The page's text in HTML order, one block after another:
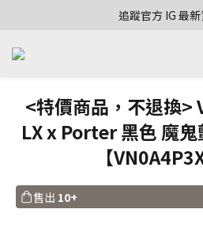
追蹤官方 IG 最
<特價商品，不退換
LX x Porter 黑色 魔
【
售出 10+